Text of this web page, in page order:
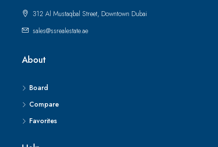
312 Al Mustaqbal Street, Downtown Dubai
sales@ssrealestate.ae
About
Board
Compare
Favorites